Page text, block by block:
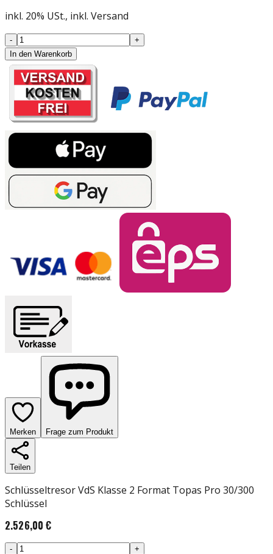
inkl. 20% USt., inkl. Versand
-
+
In den Warenkorb
Merken Frage zum Produkt
Teilen
Schlüsseltresor VdS Klasse 2 Format Topas Pro 30/300
Schlüssel
2.526,00 €
-
+